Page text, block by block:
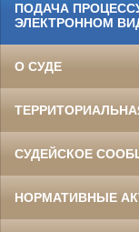
ПОДАЧА
ЭЛЕКТРОННОМ
О СУДЕ
СУДЕЙСКОЕ
НОРМАТИВНЫЕ